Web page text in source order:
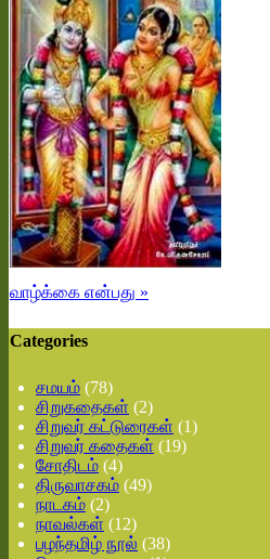
வாழ்க்கை என்பது »
Categories
சமயம் (78)
சிறுகதைகள் (2)
சிறுவர் கட்டுரைகள் (1)
சிறுவர் கதைகள் (19)
சோதிடம் (4)
திருவாசகம் (49)
நாடகம் (2)
நாவல்கள் (12)
பழந்தமிழ் நூல் (38)